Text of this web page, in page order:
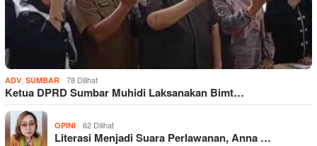
ADV SUMBAR 78 Dilihat
Ketua DPRD Sumbar Muhidi Laksanakan Bimt…
OPINI 62 Dilihat
Literasi Menjadi Suara Perlawanan, Anna …